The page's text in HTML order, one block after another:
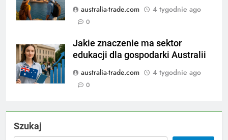
australia-trade.com
4 tygodnie ago
0
Jakie znaczenie ma sektor
edukacji dla gospodarki Australii
australia-trade.com
4 tygodnie ago
0
Szukaj